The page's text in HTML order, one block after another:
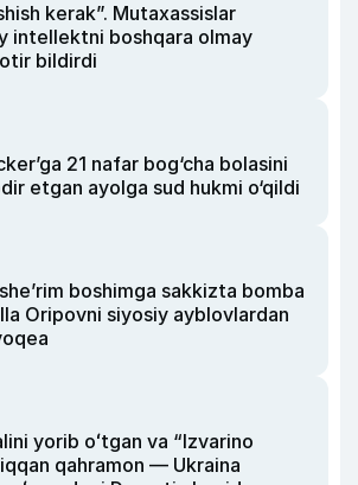
kerak”. Mutaxassislar
intellektni boshqara olmay
bildirdi
21 nafar bog‘cha bolasini
etgan ayolga sud hukmi o‘qildi
boshimga sakkizta bomba
Oripovni siyosiy ayblovlardan
yorib oʻtgan va “Izvarino
qahramon — Ukraina